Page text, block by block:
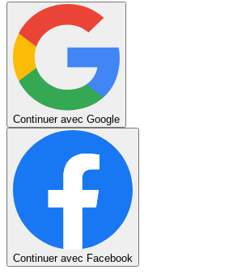
Continuer avec Google
Continuer avec Facebook